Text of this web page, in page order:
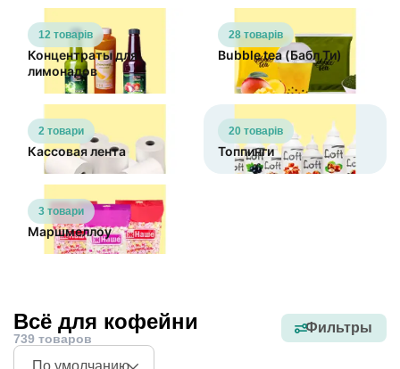
12 товарів
Концентраты для
лимонадов
28 товарів
Bubble tea (Бабл Ти)
2 товари
Кассовая лента
20 товарів
Топпинги
3 товари
Маршмеллоу
Всё для кофейни
739 товаров
Фильтры